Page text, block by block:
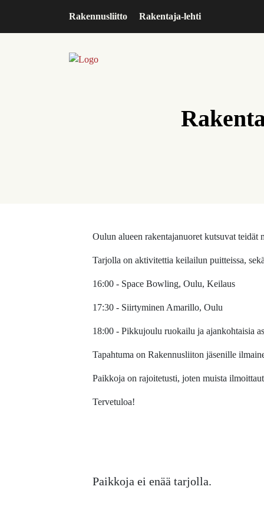
Rakennusliitto Rakentaja-lehti
Oulun alueen rakentajanuoret kutsuvat
Tarjolla on aktivitettia keilailun puitteissa,
16:00 - Space Bowling, Oulu, Keilaus
17:30 - Siirtyminen Amarillo, Oulu
18:00 - Pikkujoulu ruokailu ja ajankohtaisia
Tapahtuma on Rakennusliiton jäsenille
Paikkoja on rajoitetusti, joten muista
Tervetuloa!
Paikkoja ei enää tarjolla.